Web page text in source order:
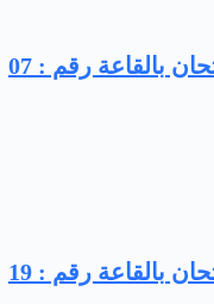
بالقاعة رقم : 07
بالقاعة رقم : 19